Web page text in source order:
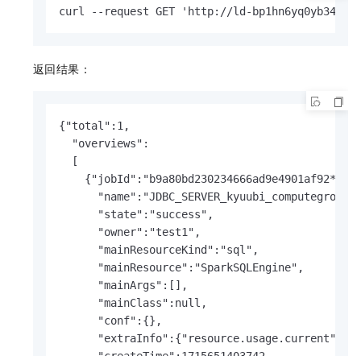
curl --request GET 'http://ld-bp1hn6yq0yb34****-
返回结果：
{"total":1,
  "overviews":
  [
      "state":"success",
      "owner":"test1",
      "mainResourceKind":"sql",
      "mainResource":"SparkSQLEngine",
      "mainArgs":[],
      "mainClass":null,
      "conf":{},